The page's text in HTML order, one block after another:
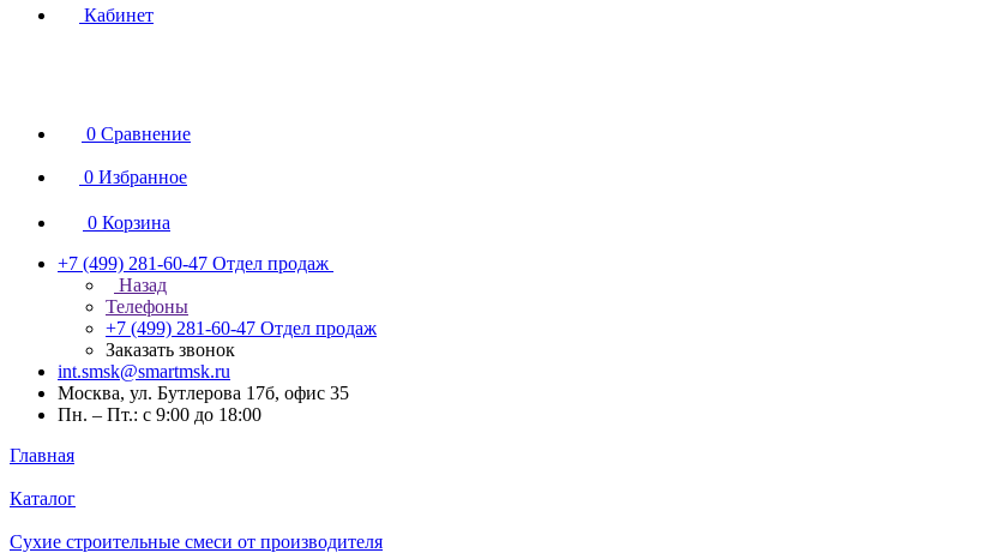
Кабинет
0 Сравнение
0 Избранное
0 Корзина
+7 (499) 281-60-47 Отдел продаж
Назад
Телефоны
+7 (499) 281-60-47 Отдел продаж
Заказать звонок
int.smsk@smartmsk.ru
Москва, ул. Бутлерова 17б, офис 35
Пн. – Пт.: с 9:00 до 18:00
Главная
Каталог
Сухие строительные смеси от производителя